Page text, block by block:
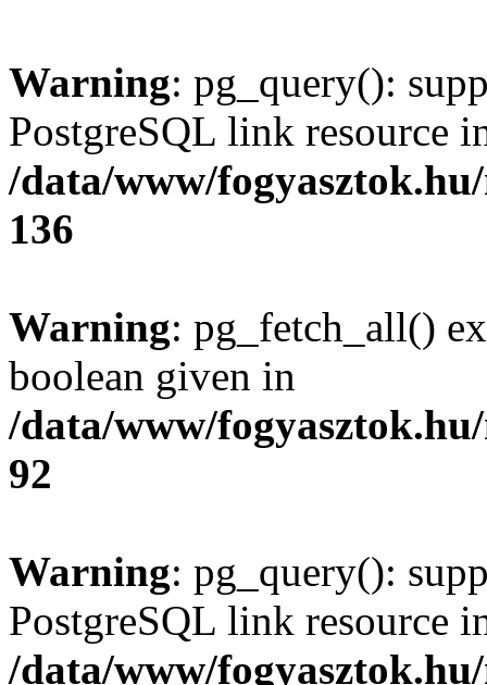
Warning: pg_query():
PostgreSQL link resource
/data/www/
136
Warning: pg_fetch_all()
boolean given in
/data/www/
92
Warning: pg_query():
PostgreSQL link resource
/data/www/